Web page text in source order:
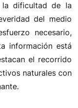
la dificultad de la
del medio
necesario,
información está
el recorrido
naturales con